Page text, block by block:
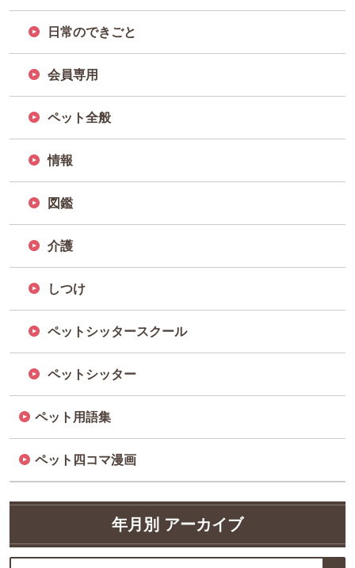
日常のできごと
会員専用
ペット全般
情報
図鑑
介護
しつけ
ペットシッタースクール
ペットシッター
ペット用語集
ペット四コマ漫画
年月別 アーカイブ